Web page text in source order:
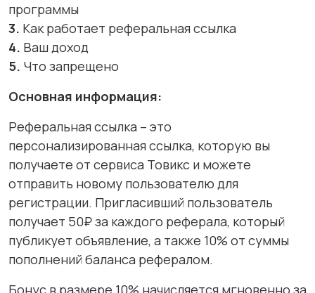
программы
3. Как работает реферальная ссылка
4. Ваш доход
5. Что запрещено
Основная информация:
Реферальная ссылка – это
персонализированная ссылка, которую вы
получаете от сервиса Товикс и можете
отправить новому пользователю для
регистрации. Пригласивший пользователь
получает 50₽ за каждого реферала, который
публикует объявление, а также 10% от суммы
пополнений баланса рефералом.
Бонус в размере 10% начисляется мгновенно за